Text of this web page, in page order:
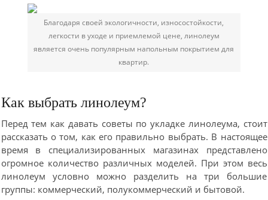
Благодаря своей экологичности, износостойкости,
легкости в уходе и приемлемой цене, линолеум
является очень популярным напольным покрытием для
квартир.
Как выбрать линолеум?
Перед тем как давать советы по укладке линолеума, стоит
рассказать о том, как его правильно выбрать. В настоящее
время в специализированных магазинах представлено
огромное количество различных моделей. При этом весь
линолеум условно можно разделить на три большие
группы: коммерческий, полукоммерческий и бытовой.